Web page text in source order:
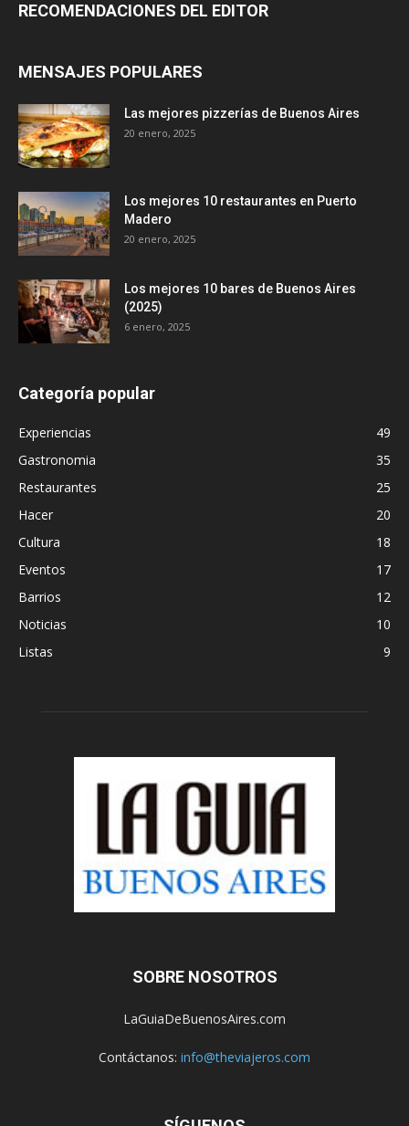
RECOMENDACIONES DEL EDITOR
MENSAJES POPULARES
Las mejores pizzerías de Buenos Aires
20 enero, 2025
Los mejores 10 restaurantes en Puerto
Madero
20 enero, 2025
Los mejores 10 bares de Buenos Aires
(2025)
6 enero, 2025
Categoría popular
Experiencias
49
Gastronomia
35
Restaurantes
25
Hacer
20
Cultura
18
Eventos
17
Barrios
12
Noticias
10
Listas
9
SOBRE NOSOTROS
LaGuiaDeBuenosAires.com
Contáctanos: info@theviajeros.com